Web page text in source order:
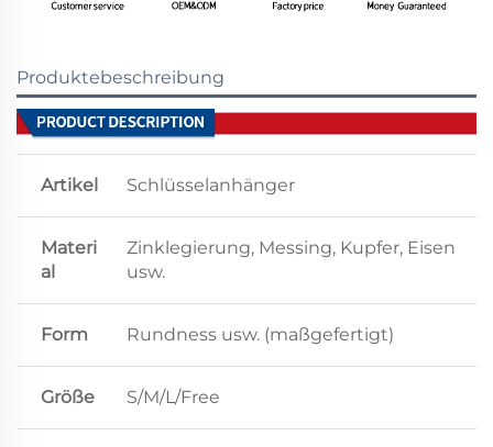
Produktebeschreibung
Artikel Schlüsselanhänger
Materi
al
Zinklegierung, Messing, Kupfer, Eisen
usw.
Form Rundness usw. (maßgefertigt)
Größe S/M/L/Free